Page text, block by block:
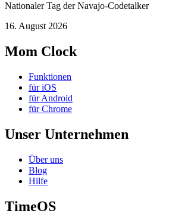
Nationaler Tag der Navajo-Codetalker
16. August 2026
Mom Clock
Funktionen
für iOS
für Android
für Chrome
Unser Unternehmen
Über uns
Blog
Hilfe
TimeOS